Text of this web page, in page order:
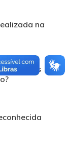
na
seus